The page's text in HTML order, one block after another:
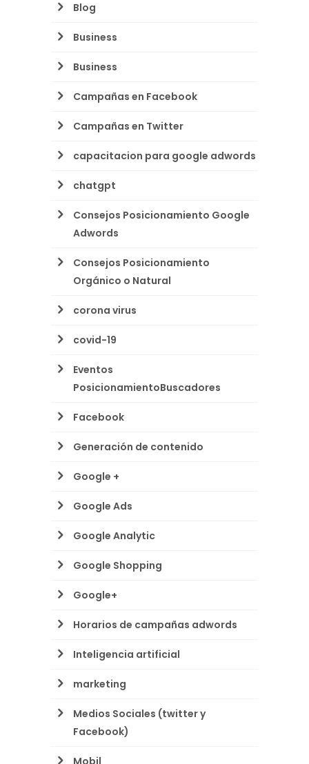
Blog
Business
Business
Campañas en Facebook
Campañas en Twitter
capacitacion para google adwords
chatgpt
Consejos Posicionamiento Google
Adwords
Consejos Posicionamiento
Orgánico o Natural
corona virus
covid-19
Eventos
PosicionamientoBuscadores
Facebook
Generación de contenido
Google +
Google Ads
Google Analytic
Google Shopping
Google+
Horarios de campañas adwords
Inteligencia artificial
marketing
Medios Sociales (twitter y
Facebook)